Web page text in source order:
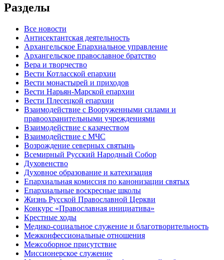
Разделы
Все новости
Антисектантская деятельность
Архангельское Епархиальное управление
Архангельское православное братство
Вера и творчество
Вести Котласской епархии
Вести монастырей и приходов
Вести Нарьян-Марской епархии
Вести Плесецкой епархии
Взаимодействие с Вооруженными силами и
правоохранительными учреждениями
Взаимодействие с казачеством
Взаимодействие с МЧС
Возрождение северных святынь
Всемирный Русский Народный Собор
Духовенство
Духовное образование и катехизация
Епархиальная комиссия по канонизации святых
Епархиальные воскресные школы
Жизнь Русской Православной Церкви
Конкурс «Православная инициатива»
Крестные ходы
Медико-социальное служение и благотворительность
Межконфессиональные отношения
Межсоборное присутствие
Миссионерское служение